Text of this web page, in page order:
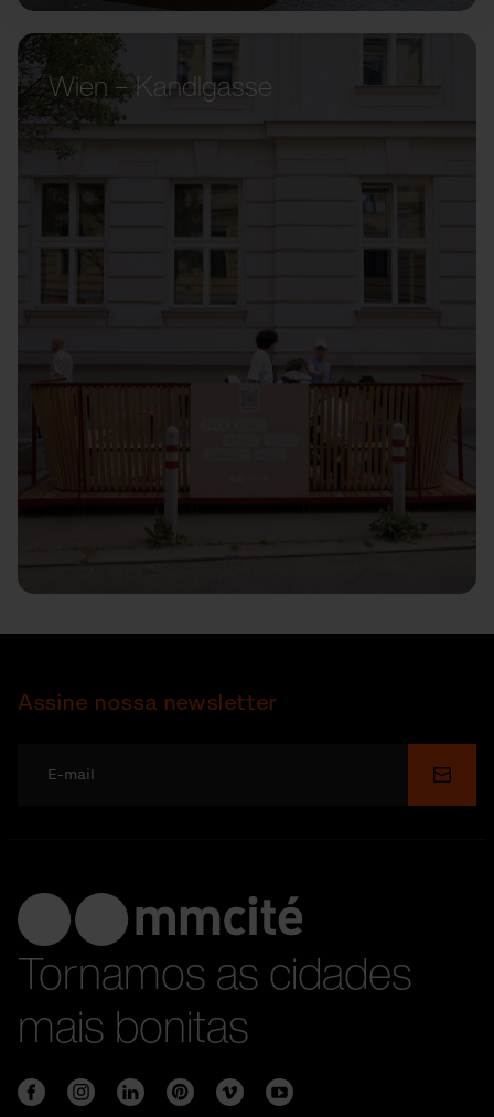
Wien – Kandlgasse
Assine nossa newsletter
Enviar
Tornamos as cidades
mais bonitas